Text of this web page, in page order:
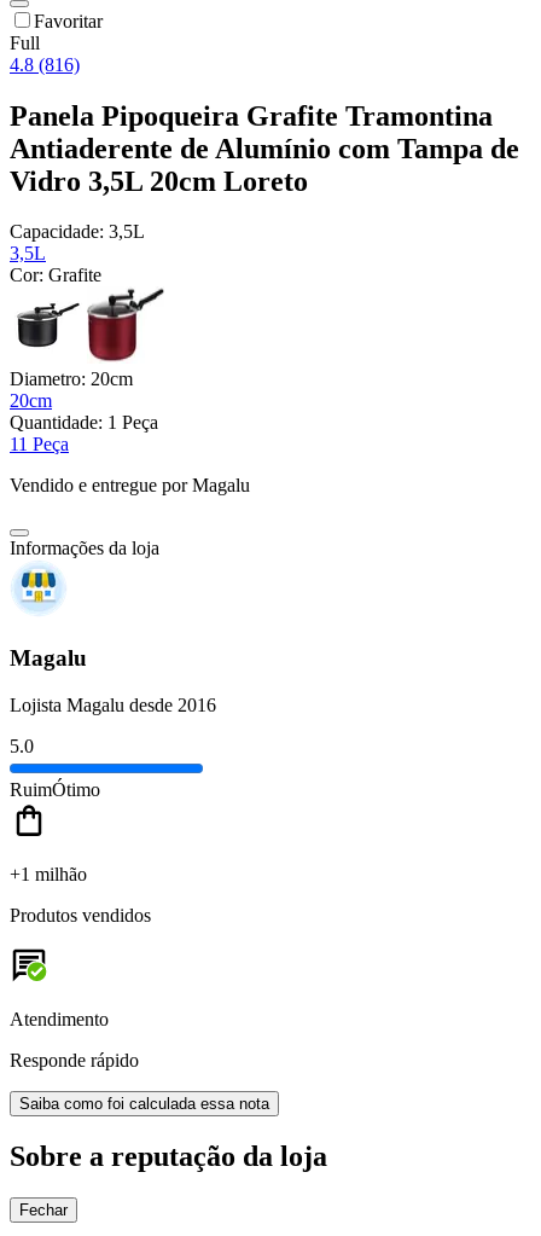
Favoritar
Full
4.8 (816)
Panela Pipoqueira Grafite Tramontina
Antiaderente de Alumínio com Tampa de
Vidro 3,5L 20cm Loreto
Capacidade: 3,5L
3,5L
Cor: Grafite
Diametro: 20cm
20cm
Quantidade: 1 Peça
11 Peça
Vendido e entregue por Magalu
Informações da loja
Magalu
Lojista Magalu desde 2016
5.0
RuimÓtimo
+1 milhão
Produtos vendidos
Atendimento
Responde rápido
Saiba como foi calculada essa nota
Sobre a reputação da loja
Fechar